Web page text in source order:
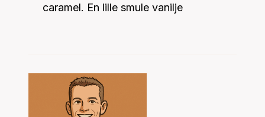
caramel. En lille smule vanilje